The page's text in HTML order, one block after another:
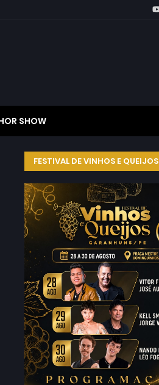
SHOW
FESTIVAL DE VINHOS E QUEIJOS